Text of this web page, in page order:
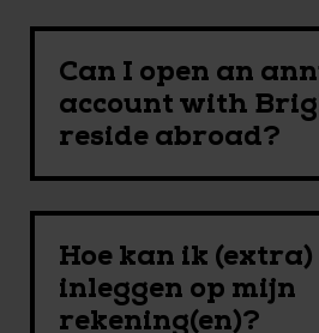
Can I open an
account with
reside abroad?
Hoe kan ik (extra)
inleggen op mijn
rekening(en)?